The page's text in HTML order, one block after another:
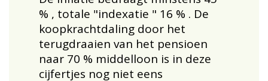
% , totale "indexatie " 16 % . De
koopkrachtdaling door het
terugdraaien van het pensioen
naar 70 % middelloon is in deze
cijfertjes nog niet eens